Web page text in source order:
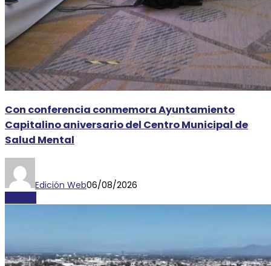
Con conferencia conmemora Ayuntamiento
Capitalino aniversario del Centro Municipal de
Salud Mental
Edición Web06/08/2026